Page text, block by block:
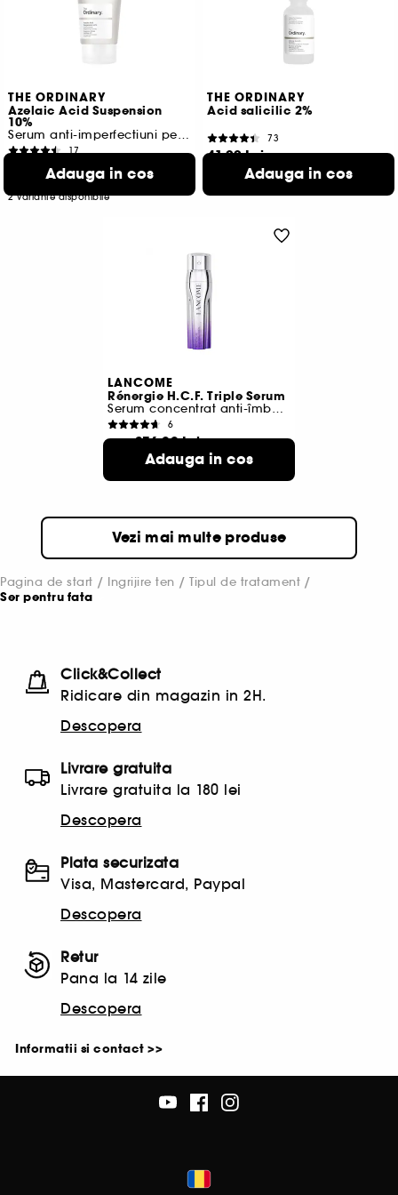
THE ORDINARY
Azelaic Acid Suspension
10%
Serum anti-imperfectiuni pentru stralucire
17
75,00 Lei
100ml
2 variante disponibile
Adauga in cos
THE ORDINARY
Acid salicilic 2%
73
41,00 Lei
136,67 Lei /100ml
Adauga in cos
LANCOME
Rénergie H.C.F. Triple Serum
Serum concentrat anti-îmbătrânire
6
De la 376,00 Lei
1.546,00 Lei /100ml
2 variante disponibile
Adauga in cos
Vezi mai multe produse
Pagina de start Ingrijire ten Tipul de tratament
Ser pentru fata
Click&Collect
Ridicare din magazin in 2H.
Descopera
Livrare gratuita
Livrare gratuita la 180 lei
Descopera
Plata securizata
Visa, Mastercard, Paypal
Descopera
Retur
Pana la 14 zile
Descopera
Informatii si contact >>